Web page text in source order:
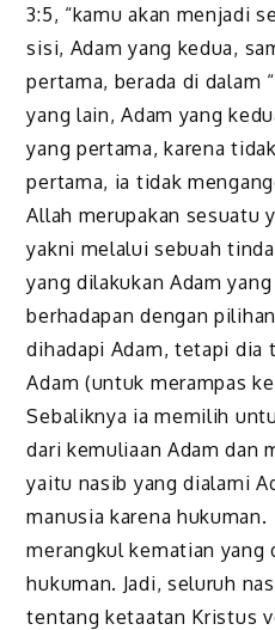
3:5, “kamu akan menjadi
sisi, Adam yang kedua,
pertama, berada di dalam
yang lain, Adam yang
yang pertama, karena
pertama, ia tidak
Allah merupakan sesuatu
yakni melalui sebuah
yang dilakukan Adam
berhadapan dengan
dihadapi Adam, tetapi dia
Adam (untuk merampas
Sebaliknya ia memilih
dari kemuliaan Adam dan
yaitu nasib yang dialami
manusia karena
merangkul kematian yang
hukuman. Jadi, seluruh
tentang ketaatan Kristus